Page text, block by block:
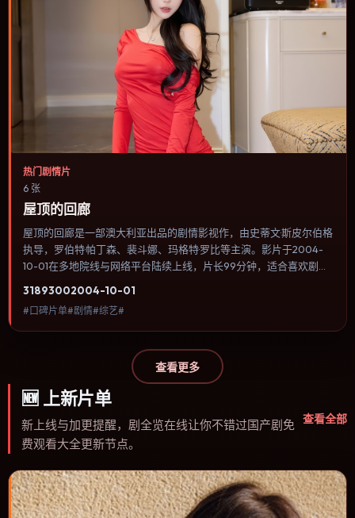
热门剧情片
6 张
屋顶的回廊
屋顶的回廊是一部澳大利亚出品的剧情影视作，由史蒂文·斯皮尔伯格
执导，罗伯特·帕丁森、裴斗娜、玛格特·罗比等主演。影片于2004-
10-01在多地院线与网络平台陆续上线，片长99分钟，适合喜欢剧情
情节推进，节奏与视听语言统一，可作为休闲观影或类型片补片的选
择。
31893002004-10-01
#口碑片单#剧情#综艺#
查看更多
🆕 上新片单
新上线与加更提醒，剧全览在线让你不错过国产剧免
费观看大全更新节点。
查看全部